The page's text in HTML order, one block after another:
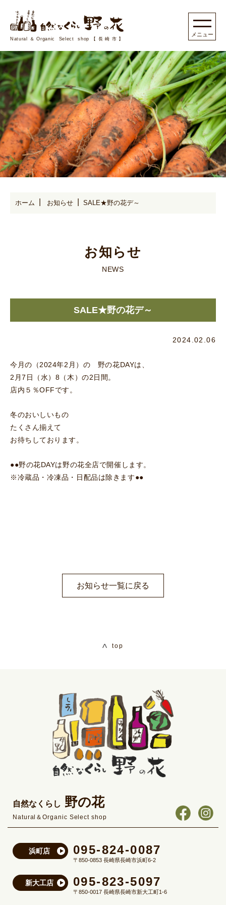
Natural＆Organic Select shop【長崎市】
ホーム お知らせ SALE★野の花デ～
お知らせ
NEWS
SALE★野の花デ～
2024.02.06
今月の（2024年2月）の 野の花DAYは、
2月7日（水）8（木）の2日間。
店内５％OFFです。
冬のおいしいもの
たくさん揃えて
お待ちしております。
●●野の花DAYは野の花全店で開催します。
※冷蔵品・冷凍品・日配品は除きます●●
お知らせ一覧に戻る
top
自然なくらし 野の花
Natural＆Organic Select shop
浜町店 095-824-0087
〒850-0853 長崎県長崎市浜町6-2
新大工店 095-823-5097
〒850-0017 長崎県長崎市新大工町1-6